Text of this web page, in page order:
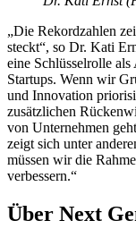
„Die Rekordzahlen
steckt“, so Dr. Kati
eine Schlüsselrolle
Startups. Wenn wir
und Innovation
zusätzlichen
von Unternehmen
zeigt sich unter
müssen wir die
verbessern.“
Über Next